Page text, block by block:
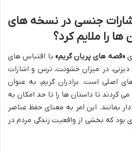
جنسی در نسخه های
ها را ملایم کرد؟
«قصه های پریان گریم» با اقتباس های
در میزان خشونت، ترس و اشارات
اصلی است. برادران گریم، به عنوان
می کردند تا داستان ها را تا حد امکان به
بمانند. این امر به معنای حفظ عناصر
بود که بخشی از واقعیت زندگی مردم در